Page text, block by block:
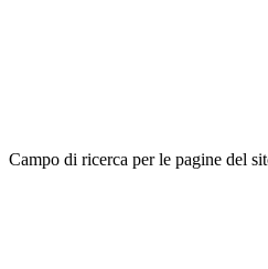
Campo di ricerca per le pagine del